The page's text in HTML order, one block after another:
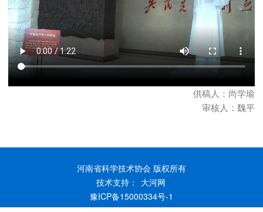
供稿人：尚学瑜
审核人：魏平
河南省科学技术协会 版权所有
技术支持：
大河网
豫ICP备15000334号-1